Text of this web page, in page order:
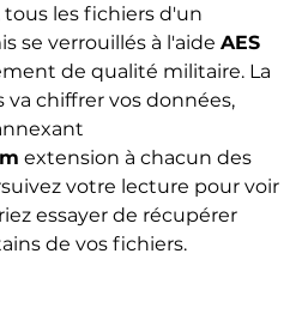
les fichiers d'un
se verrouillés à l'aide AES
de qualité militaire. La
chiffrer vos données,
extension à chacun des
votre lecture pour voir
essayer de récupérer
de vos fichiers.